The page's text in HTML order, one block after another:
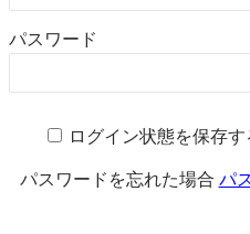
パスワード
ログイン状態を保存す
パスワードを忘れた場合 パ